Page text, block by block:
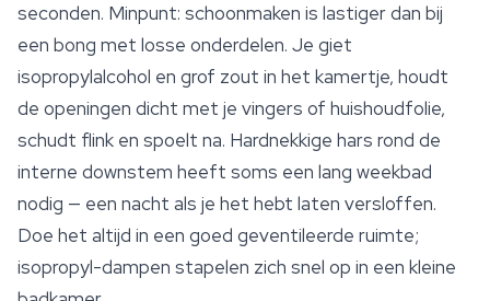
seconden. Minpunt: schoonmaken is lastiger dan bij
een bong met losse onderdelen. Je giet
isopropylalcohol en grof zout in het kamertje, houdt
de openingen dicht met je vingers of huishoudfolie,
schudt flink en spoelt na. Hardnekkige hars rond de
interne downstem heeft soms een lang weekbad
nodig — een nacht als je het hebt laten versloffen.
Doe het altijd in een goed geventileerde ruimte;
isopropyl-dampen stapelen zich snel op in een kleine